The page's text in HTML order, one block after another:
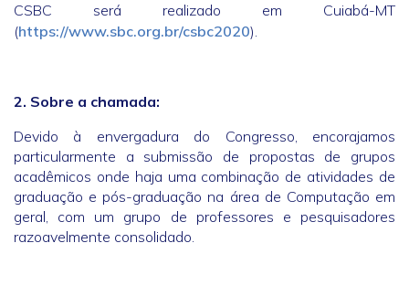
CSBC será realizado em Cuiabá-MT
(https://www.sbc.org.br/csbc2020).
2. Sobre a chamada:
Devido à envergadura do Congresso, encorajamos
particularmente a submissão de propostas de grupos
acadêmicos onde haja uma combinação de atividades de
graduação e pós-graduação na área de Computação em
geral, com um grupo de professores e pesquisadores
razoavelmente consolidado.